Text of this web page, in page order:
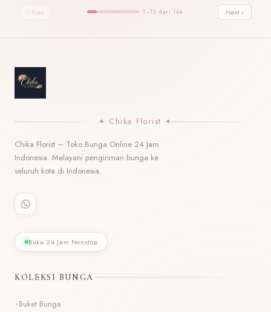
‹ Prev 1–10 dari 144 Next ›
✦ Chika Florist ✦
Chika Florist – Toko Bunga Online 24 Jam
Indonesia. Melayani pengiriman bunga ke
seluruh kota di Indonesia.
Buka 24 Jam Nonstop
KOLEKSI BUNGA
Buket Bunga